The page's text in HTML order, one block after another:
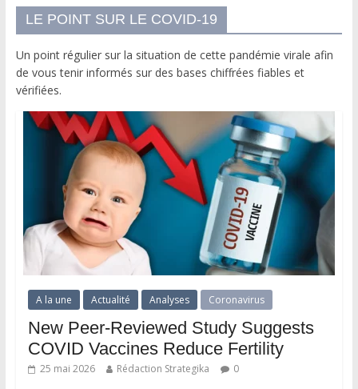
LE POINT SUR LE COVID-19
Un point régulier sur la situation de cette pandémie virale afin
de vous tenir informés sur des bases chiffrées fiables et
vérifiées.
A la une Actualité Analyses Coronavirus
New Peer-Reviewed Study Suggests
COVID Vaccines Reduce Fertility
25 mai 2026 Rédaction Strategika 0